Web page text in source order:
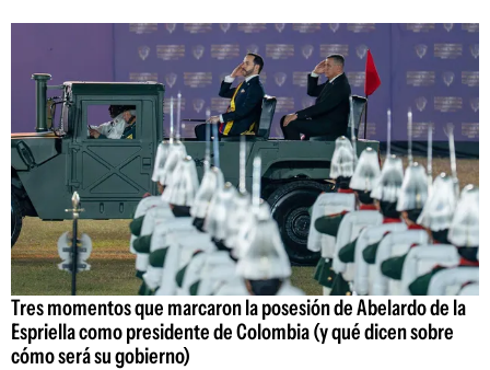
Tres momentos que marcaron la posesión de Abelardo de la
Espriella como presidente de Colombia (y qué dicen sobre
cómo será su gobierno)